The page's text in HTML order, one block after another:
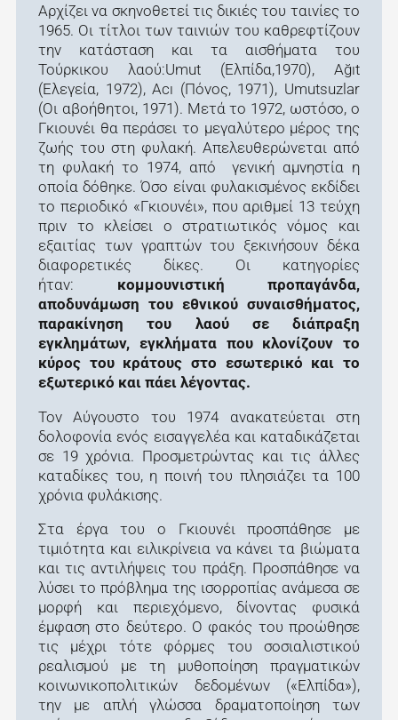
Αρχίζει να σκηνοθετεί τις δικιές του ταινίες το
1965. Οι τίτλοι των ταινιών του καθρεφτίζουν
την κατάσταση και τα αισθήματα του
Τούρκικου λαού:Umut (Ελπίδα,1970), Ağıt
(Ελεγεία, 1972), Acı (Πόνος, 1971), Umutsuzlar
(Οι αβοήθητοι, 1971). Μετά το 1972, ωστόσο, ο
Γκιουνέι θα περάσει το μεγαλύτερο μέρος της
ζωής του στη φυλακή. Απελευθερώνεται από
τη φυλακή το 1974, από γενική αμνηστία η
οποία δόθηκε. Όσο είναι φυλακισμένος εκδίδει
το περιοδικό «Γκιουνέι», που αριθμεί 13 τεύχη
πριν το κλείσει ο στρατιωτικός νόμος και
εξαιτίας των γραπτών του ξεκινήσουν δέκα
διαφορετικές δίκες. Οι κατηγορίες
ήταν: κομμουνιστική προπαγάνδα,
αποδυνάμωση του εθνικού συναισθήματος,
παρακίνηση του λαού σε διάπραξη
εγκλημάτων, εγκλήματα που κλονίζουν το
κύρος του κράτους στο εσωτερικό και το
εξωτερικό και πάει λέγοντας.
Τον Αύγουστο του 1974 ανακατεύεται στη
δολοφονία ενός εισαγγελέα και καταδικάζεται
σε 19 χρόνια. Προσμετρώντας και τις άλλες
καταδίκες του, η ποινή του πλησιάζει τα 100
χρόνια φυλάκισης.
Στα έργα του ο Γκιουνέι προσπάθησε με
τιμιότητα και ειλικρίνεια να κάνει τα βιώματα
και τις αντιλήψεις του πράξη. Προσπάθησε να
λύσει το πρόβλημα της ισορροπίας ανάμεσα σε
μορφή και περιεχόμενο, δίνοντας φυσικά
έμφαση στο δεύτερο. Ο φακός του προώθησε
τις μέχρι τότε φόρμες του σοσιαλιστικού
ρεαλισμού με τη μυθοποίηση πραγματικών
κοινωνικοπολιτικών δεδομένων («Ελπίδα»),
την με απλή γλώσσα δραματοποίηση των